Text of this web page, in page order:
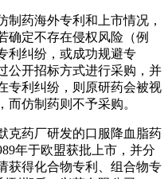
药海外专利和上市情况，
确定不存在侵权风险（例
利纠纷，或成功规避专
公开招标方式进行采购，并
专利纠纷，则原研药会被视
仿制药则不予采购。
克药厂研发的口服降血脂药
年于欧盟获批上市，并分
获得化合物专利、组合物专